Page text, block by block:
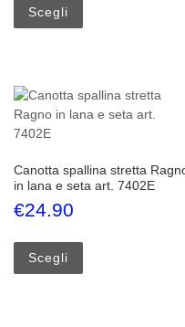
Scegli
Canotta spallina stretta
in lana e seta art. 7402E
€24.90
Scegli
Questo